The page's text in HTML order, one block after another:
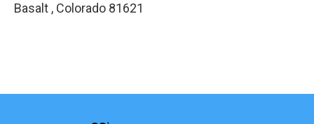
Basalt , Colorado 81621